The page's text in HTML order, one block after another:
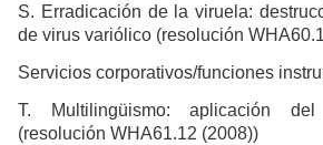
S. Erradicación de la viruela:
de virus variólico (resolución
Servicios corporativos/funciones
T. Multilingüismo: aplicación
(resolución WHA61.12 (2008))